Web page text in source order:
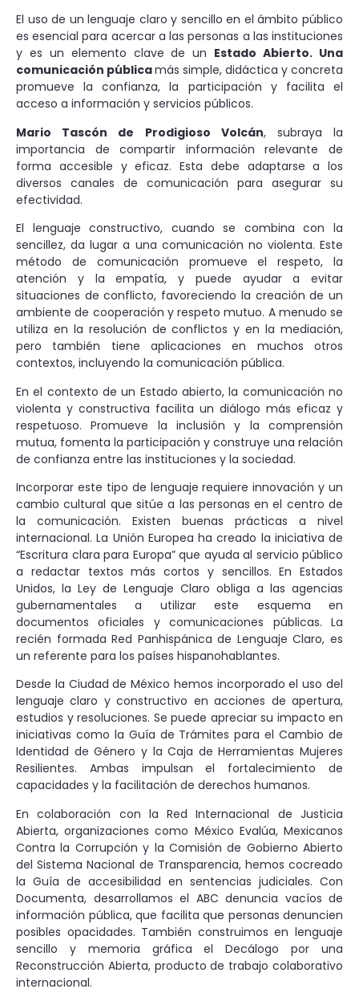
El uso de un lenguaje claro y sencillo en el ámbito público
es esencial para acercar a las personas a las instituciones
y es un elemento clave de un Estado Abierto. Una
comunicación públicamás simple, didáctica y concreta
promueve la confianza, la participación y facilita el
acceso a información y servicios públicos.
Mario Tascón de Prodigioso Volcán, subraya la
importancia de compartir información relevante de
forma accesible y eficaz. Esta debe adaptarse a los
diversos canales de comunicación para asegurar su
efectividad.
El lenguaje constructivo, cuando se combina con la
sencillez, da lugar a una comunicación no violenta. Este
método de comunicación promueve el respeto, la
atención y la empatía, y puede ayudar a evitar
situaciones de conflicto, favoreciendo la creación de un
ambiente de cooperación y respeto mutuo. A menudo se
utiliza en la resolución de conflictos y en la mediación,
pero también tiene aplicaciones en muchos otros
contextos, incluyendo la comunicación pública.
En el contexto de un Estado abierto, la comunicación no
violenta y constructiva facilita un diálogo más eficaz y
respetuoso. Promueve la inclusión y la comprensión
mutua, fomenta la participación y construye una relación
de confianza entre las instituciones y la sociedad.
Incorporar este tipo de lenguaje requiere innovación y un
cambio cultural que sitúe a las personas en el centro de
la comunicación. Existen buenas prácticas a nivel
internacional. La Unión Europea ha creado la iniciativa de
“Escritura clara para Europa” que ayuda al servicio público
a redactar textos más cortos y sencillos. En Estados
Unidos, la Ley de Lenguaje Claro obliga a las agencias
gubernamentales a utilizar este esquema en
documentos oficiales y comunicaciones públicas. La
recién formada Red Panhispánica de Lenguaje Claro, es
un referente para los países hispanohablantes.
Desde la Ciudad de México hemos incorporado el uso del
lenguaje claro y constructivo en acciones de apertura,
estudios y resoluciones. Se puede apreciar su impacto en
iniciativas como la Guía de Trámites para el Cambio de
Identidad de Género y la Caja de Herramientas Mujeres
Resilientes. Ambas impulsan el fortalecimiento de
capacidades y la facilitación de derechos humanos.
En colaboración con la Red Internacional de Justicia
Abierta, organizaciones como México Evalúa, Mexicanos
Contra la Corrupción y la Comisión de Gobierno Abierto
del Sistema Nacional de Transparencia, hemos cocreado
la Guía de accesibilidad en sentencias judiciales. Con
Documenta, desarrollamos el ABC denuncia vacíos de
información pública, que facilita que personas denuncien
posibles opacidades. También construimos en lenguaje
sencillo y memoria gráfica el Decálogo por una
Reconstrucción Abierta, producto de trabajo colaborativo
internacional.